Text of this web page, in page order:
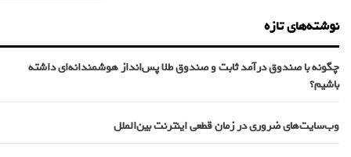
نوشته‌های تازه
چگونه با صندوق درآمد ثابت و صندوق طلا پس‌انداز هوشمندانه‌ای داشته
باشیم؟
وب‌سایت‌های ضروری در زمان قطعی اینترنت بین‌الملل